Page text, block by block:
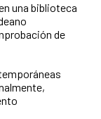
una biblioteca
de